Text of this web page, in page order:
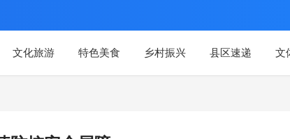
文化旅游 特色美食 乡村振兴 县区速递 文